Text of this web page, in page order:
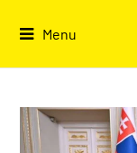
Menu